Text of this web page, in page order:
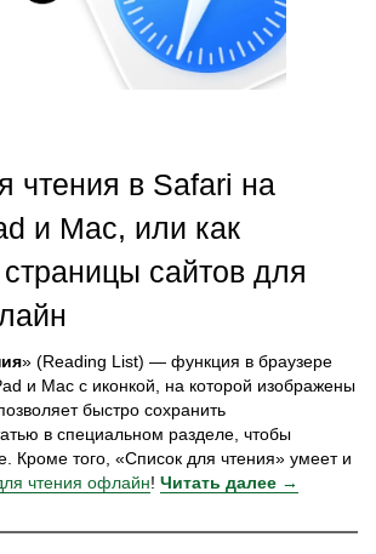
чтения в Safari на
и Mac, или как
сайтов для
» (Reading List) — функция в браузере
и Mac с иконкой, на которой изображены
быстро сохранить
в специальном разделе, чтобы
Кроме того, «Список для чтения» умеет и
чтения офлайн! Читать далее →